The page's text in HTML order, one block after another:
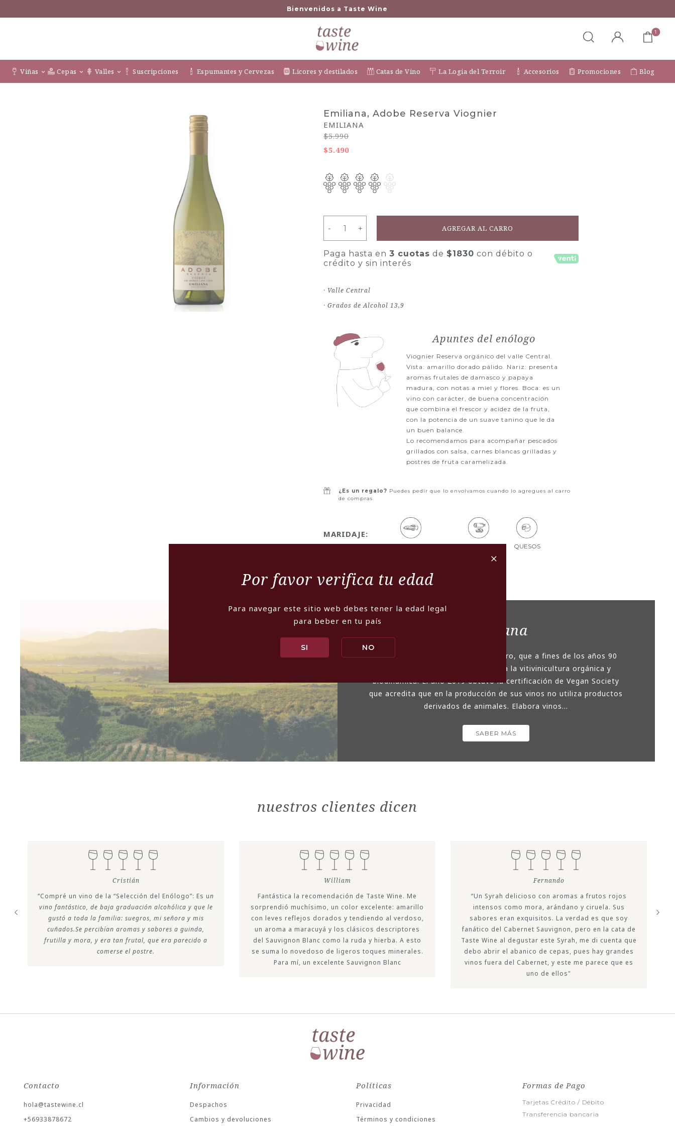
Bienvenidos a Taste Wine
1
Viñas Cepas Valles Suscripciones Espumantes y Cervezas Licores y destilados Catas de Vino La Logia del Terroir Accesorios Promociones Blog
Emiliana, Adobe Reserva Viognier
EMILIANA
$5.990
$5.490
+
- +
- AGREGAR AL CARRO
Paga hasta en3 cuotas de $1830 con débito o
crédito y sin interés
· Valle Central
· Grados de Alcohol 13,9
Apuntes del enólogo
Viognier Reserva orgánico del valle Central.
Vista: amarillo dorado pálido. Nariz: presenta
aromas frutales de damasco y papaya
madura, con notas a miel y flores. Boca: es un
vino con carácter, de buena concentración
que combina el frescor y acidez de la fruta,
con la potencia de un suave tanino que le da
un buen balance.
Lo recomendamos para acompañar pescados
grillados con salsa, carnes blancas grilladas y
postres de fruta caramelizada.
¿Es un regalo? Puedes pedir que lo envolvamos cuando lo agregues al carro
de compras
MARIDAJE:
PESCADOS Y MARISCOS ENCURTIDOS QUESOS
Emiliana
Viña y bodega filial de Concha y Toro, que a fines de los años 90
comenzó su transformación hacia la vitivinicultura orgánica y
biodinámica. El año 2019 obtuvo la certificación de Vegan Society
que acredita que en la producción de sus vinos no utiliza productos
derivados de animales. Elabora vinos...
SABER MÁS
nuestros clientes dicen
Cristián
“Compré un vino de la “Selección del Enólogo”: Es un
vino fantástico, de baja graduación alcohólica y que le
gustó a toda la familia: suegros, mi señora y mis
cuñados.Se percibían aromas y sabores a guinda,
frutilla y mora, y era tan frutal, que era parecido a
comerse el postre.
William
Fantástica la recomendación de Taste Wine. Me
sorprendió muchísimo, un color excelente: amarillo
con leves reflejos dorados y tendiendo al verdoso,
un aroma a maracuyá y los clásicos descriptores
del Sauvignon Blanc como la ruda y hierba. A esto
se suma lo novedoso de ligeros toques minerales.
Para mí, un excelente Sauvignon Blanc
Fernando
“Un Syrah delicioso con aromas a frutos rojos
intensos como mora, arándano y ciruela. Sus
sabores eran exquisitos. La verdad es que soy
fanático del Cabernet Sauvignon, pero en la cata de
Taste Wine al degustar este Syrah, me di cuenta que
debo abrir el abanico de cepas, pues hay grandes
vinos fuera del Cabernet, y este me parece que es
uno de ellos"
+
Por favor verifica tu edad
Para navegar este sitio web debes tener la edad legal
para beber en tu país
SI NO
Contacto
hola@tastewine.cl
+56933878672
Información
Despachos
Cambios y devoluciones
Políticas
Privacidad
Términos y condiciones
Formas de Pago
Tarjetas Crédito / Débito
Transferencia bancaria